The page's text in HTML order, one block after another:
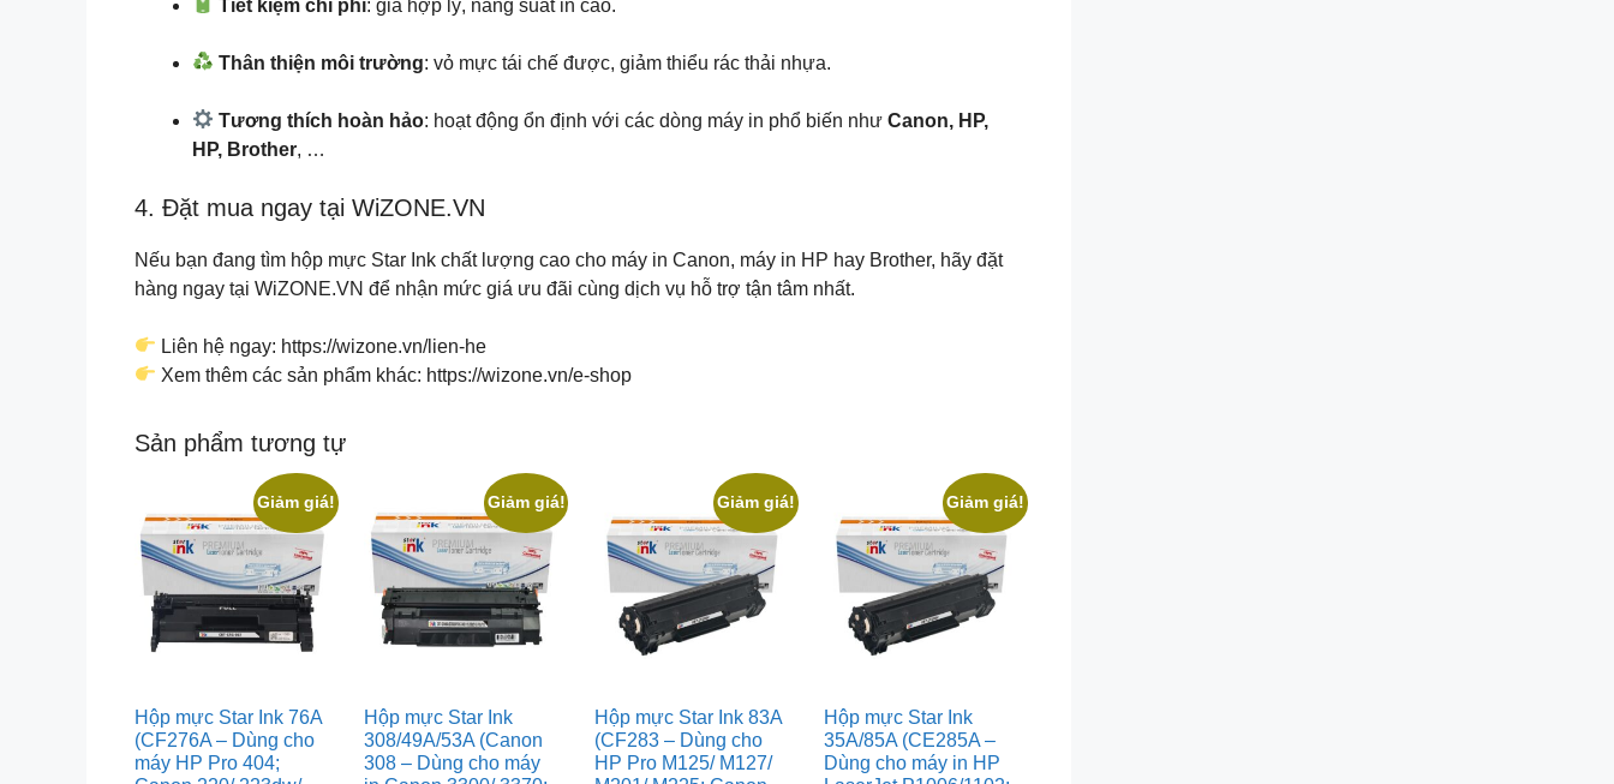
Tiết kiệm chi phí: giá hợp lý, năng suất in cao.
Thân thiện môi trường: vỏ mực tái chế được, giảm thiểu rác thải nhựa.
Tương thích hoàn hảo: hoạt động ổn định với các dòng máy in phổ biến nhưCanon, HP,
HP, Brother, …
4. Đặt mua ngay tại WiZONE.VN
Nếu bạn đang tìm hộp mực Star Ink chất lượng cao cho máy in Canon, máy in HP hay Brother, hãy đặt
hàng ngay tại WiZONE.VN để nhận mức giá ưu đãi cùng dịch vụ hỗ trợ tận tâm nhất.
Liên hệ ngay: https://wizone.vn/lien-he
Xem thêm các sản phẩm khác: https://wizone.vn/e-shop
Sản phẩm tương tự
Giảm giá!
Hộp mực Star Ink 76A
(CF276A – Dùng cho
máy HP Pro 404;
Giảm giá!
Hộp mực Star Ink
308/49A/53A (Canon
308 – Dùng cho máy
Giảm giá!
Hộp mực Star Ink 83A
(CF283 – Dùng cho
HP Pro M125/ M127/
Giảm giá!
Hộp mực Star Ink
35A/85A (CE285A –
Dùng cho máy in HP